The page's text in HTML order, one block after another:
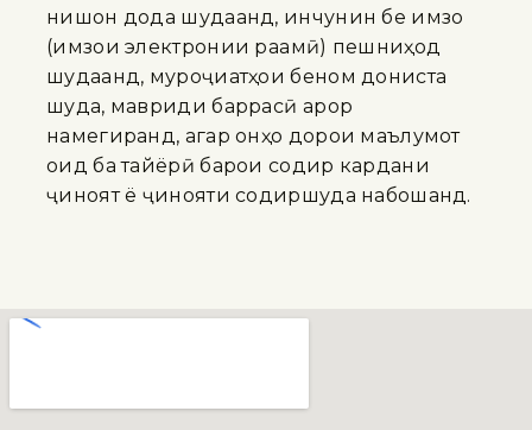
нишон дода шудаанд, инчунин бе имзо
(имзои электронии рақамӣ) пешниҳод
шудаанд, муроҷиатҳои беном дониста
шуда, мавриди баррасӣ қарор
намегиранд, агар онҳо дорои маълумот
оид ба тайёрӣ барои содир кардани
ҷиноят ё ҷинояти содиршуда набошанд.